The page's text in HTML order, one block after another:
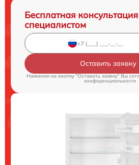
Бесплатная
специалистом
Оставить заявку
Нажимая на кнопку "Оставить заявку" Вы
конфиденциальности